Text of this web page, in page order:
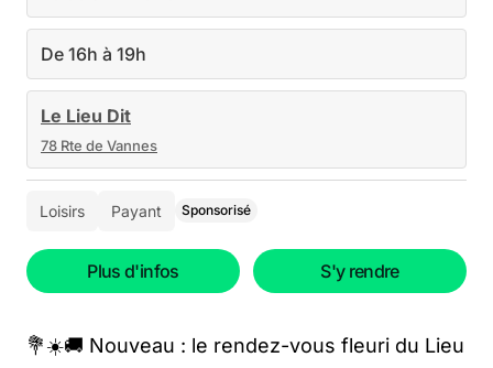
De 16h à 19h
Le Lieu Dit
78 Rte de Vannes
Loisirs Payant Sponsorisé
Plus d'infos S'y rendre
💐☀️🚚 Nouveau : le rendez-vous fleuri du Lieu